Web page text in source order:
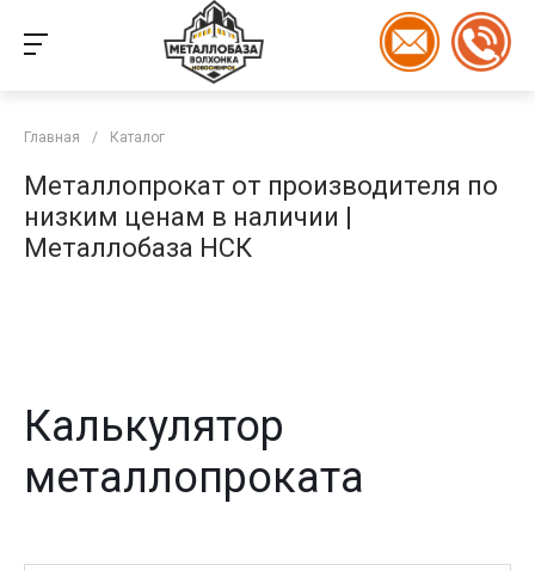
Главная / Каталог
Металлопрокат от производителя по
низким ценам в наличии |
Металлобаза НСК
Калькулятор
металлопроката